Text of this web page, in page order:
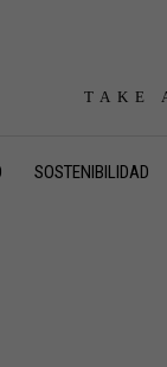
TAKE
SOSTENIBILIDAD